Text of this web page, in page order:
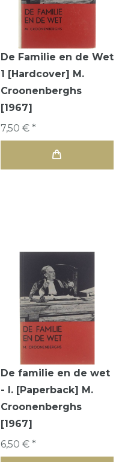
De Familie en de Wet
1 [Hardcover] M.
Croonenberghs
[1967]
7,50 € *
De familie en de wet
- I. [Paperback] M.
Croonenberghs
[1967]
6,50 € *